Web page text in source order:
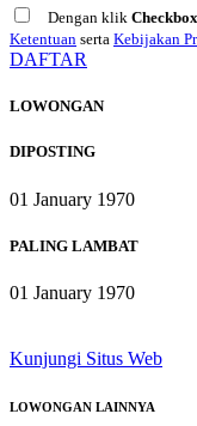
Dengan klik Checkbox
Ketentuan serta Kebijakan
DAFTAR
LOWONGAN
DIPOSTING
01 January 1970
PALING LAMBAT
01 January 1970
Kunjungi Situs Web
LOWONGAN LAINNYA